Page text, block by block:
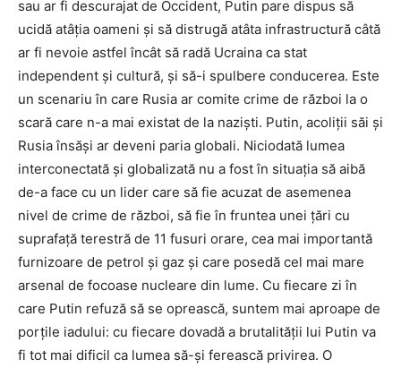
sau ar fi descurajat de Occident, Putin pare dispus să
ucidă atâţia oameni şi să distrugă atâta infrastructură câtă
ar fi nevoie astfel încât să radă Ucraina ca stat
independent şi cultură, şi să-i spulbere conducerea. Este
un scenariu în care Rusia ar comite crime de război la o
scară care n-a mai existat de la nazişti. Putin, acoliţii săi şi
Rusia însăşi ar deveni paria globali. Niciodată lumea
interconectată şi globalizată nu a fost în situaţia să aibă
de-a face cu un lider care să fie acuzat de asemenea
nivel de crime de război, să fie în fruntea unei ţări cu
suprafaţă terestră de 11 fusuri orare, cea mai importantă
furnizoare de petrol şi gaz şi care posedă cel mai mare
arsenal de focoase nucleare din lume. Cu fiecare zi în
care Putin refuză să se oprească, suntem mai aproape de
porţile iadului: cu fiecare dovadă a brutalităţii lui Putin va
fi tot mai dificil ca lumea să-şi ferească privirea. O